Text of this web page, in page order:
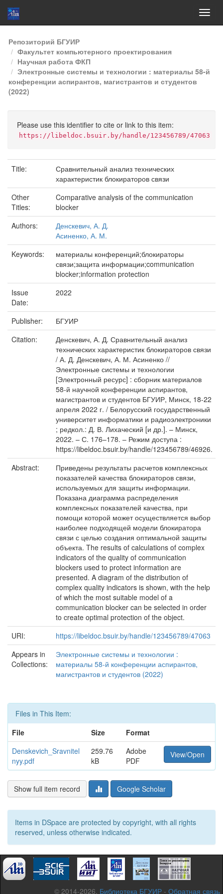
Skip
navigation
Репозиторий БГУИР
Факультет компьютерного проектирования
Научная работа ФКП
Электронные системы и технологии : материалы 58-й
конференции аспирантов, магистрантов и студентов
(2022)
Please use this identifier to cite or link to this item:
https://libeldoc.bsuir.by/handle/123456789/47063
Title:
Сравнительный анализ технических
характеристик блокираторов связи
Other
Titles:
Comparative analysis of the communication
blocker
Authors:
Денскевич, А. Д.
Асиненко, А. М.
Keywords:
материалы конференций;блокираторы
связи;защита информации;communication
blocker;information protection
Issue
Date:
2022
Publisher:
БГУИР
Citation:
Денскевич, А. Д. Сравнительный анализ
технических характеристик блокираторов связи
/ А. Д. Денскевич, А. М. Асиненко //
Электронные системы и технологии
[Электронный ресурс] : сборник материалов
58-й научной конференции аспирантов,
магистрантов и студентов БГУИР, Минск, 18-22
апреля 2022 г. / Белорусский государственный
университет информатики и радиоэлектроники
; редкол.: Д. В. Лихаческий [и др.]. – Минск,
2022. – С. 176–178. – Режим доступа :
https://libeldoc.bsuir.by/handle/123456789/46926.
Abstract:
Приведены результаты расчетов комплексных
показателей качества блокираторов связи,
используемых для защиты информации.
Показана диаграмма распределения
комплексных показателей качества, при
помощи которой может осуществляется выбор
наиболее подходящей модели блокиратора
связи с целью создания оптимальной защиты
объекта. The results of calculations of complex
indicators of the quality of communication
blockers used to protect information are
presented. A diagram of the distribution of
complex quality indicators is shown, with the help
of which the most suitable model of a
communication blocker can be selected in order
to create optimal protection of the object.
URI:
https://libeldoc.bsuir.by/handle/123456789/47063
Appears in
Collections:
Электронные системы и технологии :
материалы 58-й конференции аспирантов,
магистрантов и студентов (2022)
Files in This Item:
File
Size
Format
Denskevich_Sravnitel
nyy.pdf
259.76
kB
Adobe
PDF
View/Open
Show full item record Google Scholar
Items in DSpace are protected by copyright, with all rights
reserved, unless otherwise indicated.
© 2014-2026, Библиотека БГУИР - Обратная связь